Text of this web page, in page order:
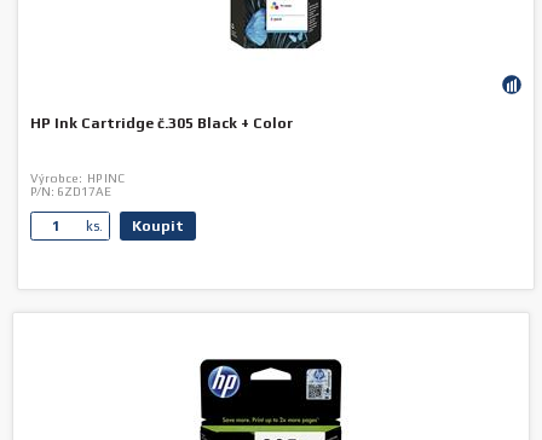
HP Ink Cartridge č.305 Black + Color
Výrobce: HP INC
P/N: 6ZD17AE
ks. Koupit